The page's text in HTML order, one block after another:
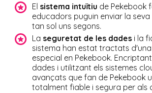
El sistema intuïtiu de Pekebook
educadors puguin enviar la
tan sol uns segons.
La seguretat de les dades i la
sistema han estat tractats
especial en Pekebook.
dades i utilitzant els sistemes
avançats que fan de Pekebook
totalment fiable i segura per als